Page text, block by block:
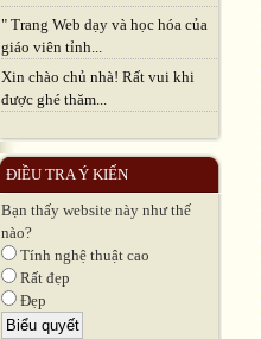
" Trang Web dạy và học hóa của
giáo viên tỉnh...
Xin chào chủ nhà! Rất vui khi
được ghé thăm...
ĐIỀU TRA Ý KIẾN
Bạn thấy website này như thế
nào?
Tính nghệ thuật cao
Rất đẹp
Đẹp